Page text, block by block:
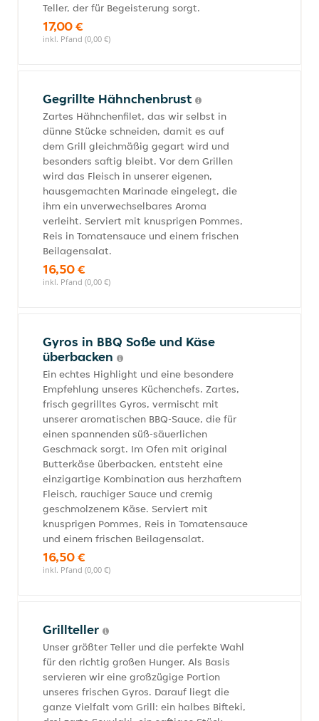
Teller, der für Begeisterung sorgt.
17,00 €
inkl. Pfand (0,00 €)
Gegrillte Hähnchenbrust
Zartes Hähnchenfilet, das wir selbst in
dünne Stücke schneiden, damit es auf
dem Grill gleichmäßig gegart wird und
besonders saftig bleibt. Vor dem Grillen
wird das Fleisch in unserer eigenen,
hausgemachten Marinade eingelegt, die
ihm ein unverwechselbares Aroma
verleiht. Serviert mit knusprigen Pommes,
Reis in Tomatensauce und einem frischen
Beilagensalat.
16,50 €
inkl. Pfand (0,00 €)
Gyros in BBQ Soße und Käse
überbacken
Ein echtes Highlight und eine besondere
Empfehlung unseres Küchenchefs. Zartes,
frisch gegrilltes Gyros, vermischt mit
unserer aromatischen BBQ-Sauce, die für
einen spannenden süß-säuerlichen
Geschmack sorgt. Im Ofen mit original
Butterkäse überbacken, entsteht eine
einzigartige Kombination aus herzhaftem
Fleisch, rauchiger Sauce und cremig
geschmolzenem Käse. Serviert mit
knusprigen Pommes, Reis in Tomatensauce
und einem frischen Beilagensalat.
16,50 €
inkl. Pfand (0,00 €)
Grillteller
Unser größter Teller und die perfekte Wahl
für den richtig großen Hunger. Als Basis
servieren wir eine großzügige Portion
unseres frischen Gyros. Darauf liegt die
ganze Vielfalt vom Grill: ein halbes Bifteki,